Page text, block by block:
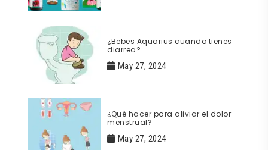
¿Bebes Aquarius cuando tienes
diarrea?
May 27, 2024
¿Qué hacer para aliviar el dolor
menstrual?
May 27, 2024